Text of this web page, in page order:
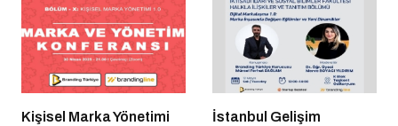
Kişisel Marka Yönetimi
İstanbul Gelişim